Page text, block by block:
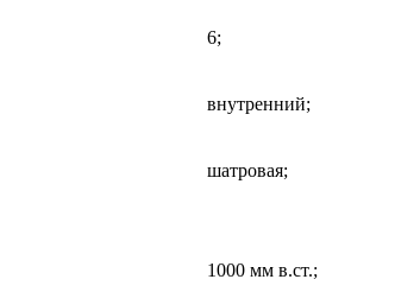
6;
внутренний;
шатровая;
1000 мм в.ст.;